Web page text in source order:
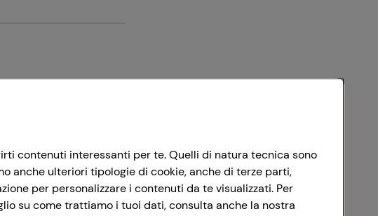
contenuti interessanti per te. Quelli di natura tecnica sono
anche ulteriori tipologie di cookie, anche di terze parti,
per personalizzare i contenuti da te visualizzati. Per
su come trattiamo i tuoi dati, consulta anche la nostra